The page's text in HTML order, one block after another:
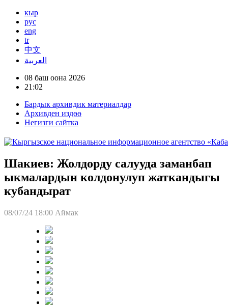
кыр
рус
eng
tr
中文
العربية
08 баш оона 2026
21:02
Бардык архивдик материалдар
Архивден издөө
Негизги сайтка
Шакиев: Жолдорду салууда заманбап
ыкмалардын колдонулуп жаткандыгы
кубандырат
08/07/24 18:00 Аймак